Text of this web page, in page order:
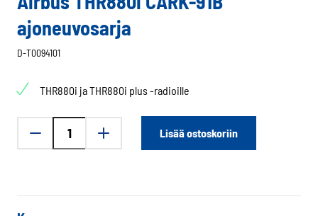
ajoneuvosarja
D-T0094101
THR880i ja THR880i plus -radioille
ajoneuvosarja
Lisää ostoskoriin